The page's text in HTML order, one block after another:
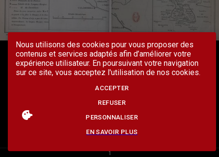
Nous utilisons des cookies pour vous proposer des
contenus et services adaptés afin d’améliorer votre
expérience utilisateur. En poursuivant votre navigation
sur ce site, vous acceptez l'utilisation de nos cookies.
ACCEPTER
REFUSER
PERSONNALISER
EN SAVOIR PLUS